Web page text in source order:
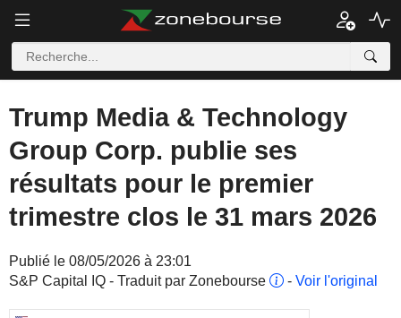
Trump Media & Technology
Group Corp. publie ses
résultats pour le premier
trimestre clos le 31 mars 2026
Publié le 08/05/2026 à 23:01
S&P Capital IQ - Traduit par Zonebourse
- Voir l'original